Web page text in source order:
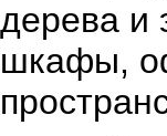
дерева и
шкафы,